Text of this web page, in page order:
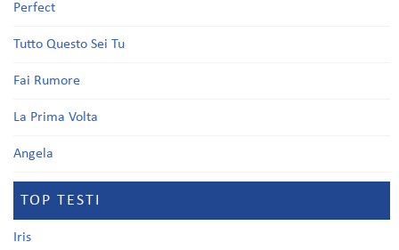
Perfect
Tutto Questo Sei Tu
Fai Rumore
La Prima Volta
Angela
TOP TESTI
Iris